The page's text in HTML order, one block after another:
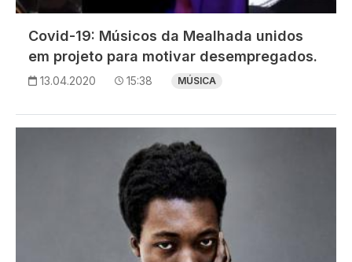
Covid-19: Músicos da Mealhada unidos
em projeto para motivar desempregados.
13.04.2020 15:38 MÚSICA